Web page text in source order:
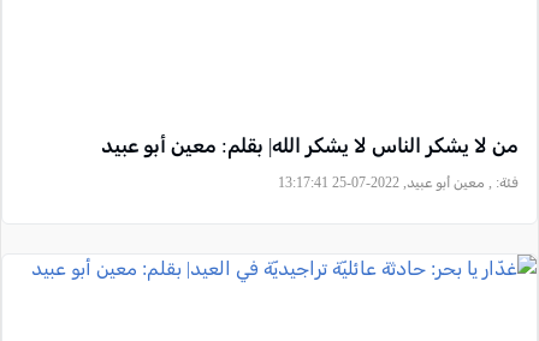
من لا يشكر الناس لا يشكر الله| بقلم: معين أبو عبيد
فئة: , معين أبو عبيد, 2022-07-25 13:17:41